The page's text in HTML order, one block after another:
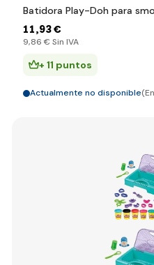
Batidora Play-Doh para
11,93 €
9,86 € Sin IVA
+ 11 puntos
Actualmente no disponible